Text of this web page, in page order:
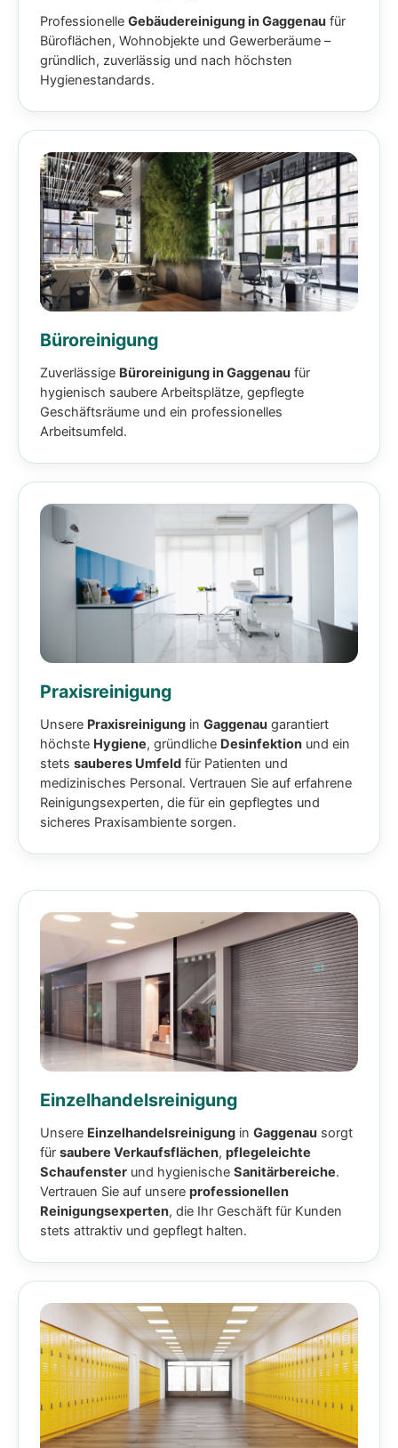
Professionelle Gebäudereinigung in Gaggenau für
Büroflächen, Wohnobjekte und Gewerberäume –
gründlich, zuverlässig und nach höchsten
Hygienestandards.
Büroreinigung
Zuverlässige Büroreinigung in Gaggenau für
hygienisch saubere Arbeitsplätze, gepflegte
Geschäftsräume und ein professionelles
Arbeitsumfeld.
Praxisreinigung
Unsere Praxisreinigung in Gaggenau garantiert
höchste Hygiene, gründliche Desinfektion und ein
stets sauberes Umfeld für Patienten und
medizinisches Personal. Vertrauen Sie auf erfahrene
Reinigungsexperten, die für ein gepflegtes und
sicheres Praxisambiente sorgen.
Einzelhandelsreinigung
Unsere Einzelhandelsreinigung in Gaggenau sorgt
für saubere Verkaufsflächen, pflegeleichte
Schaufenster und hygienische Sanitärbereiche.
Vertrauen Sie auf unsere professionellen
Reinigungsexperten, die Ihr Geschäft für Kunden
stets attraktiv und gepflegt halten.